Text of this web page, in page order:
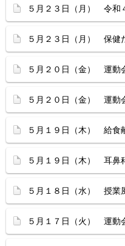
５月２３日（月） 令和
５月２３日（月） 保健
５月２０日（金） 運動
５月２０日（金） 運動
５月１９日（木） 給食
５月１９日（木） 耳鼻
５月１８日（水） 授業
５月１７日（火） 運動